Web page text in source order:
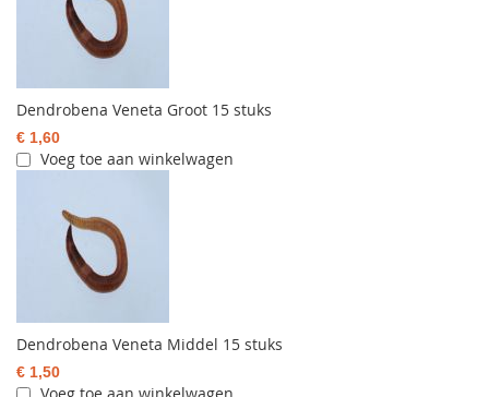
Dendrobena Veneta Groot 15 stuks
€ 1,60
Voeg toe aan winkelwagen
Dendrobena Veneta Middel 15 stuks
€ 1,50